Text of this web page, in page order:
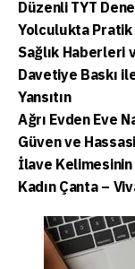
Düzenli TYT
Yolculukta Pratik
Sağlık Haberleri
Davetiye Baskı
Yansıtın
Ağrı Evden Eve
Güven ve
İlave Kelimesinin
Kadın Çanta –